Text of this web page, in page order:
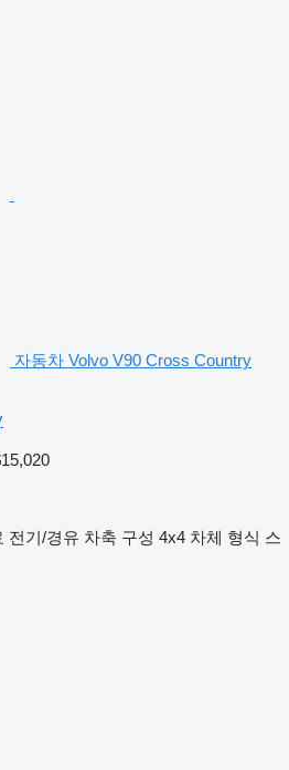
자동차 Volvo V90 Cross Country
전기/경유 차축 구성 4x4 차체 형식 스